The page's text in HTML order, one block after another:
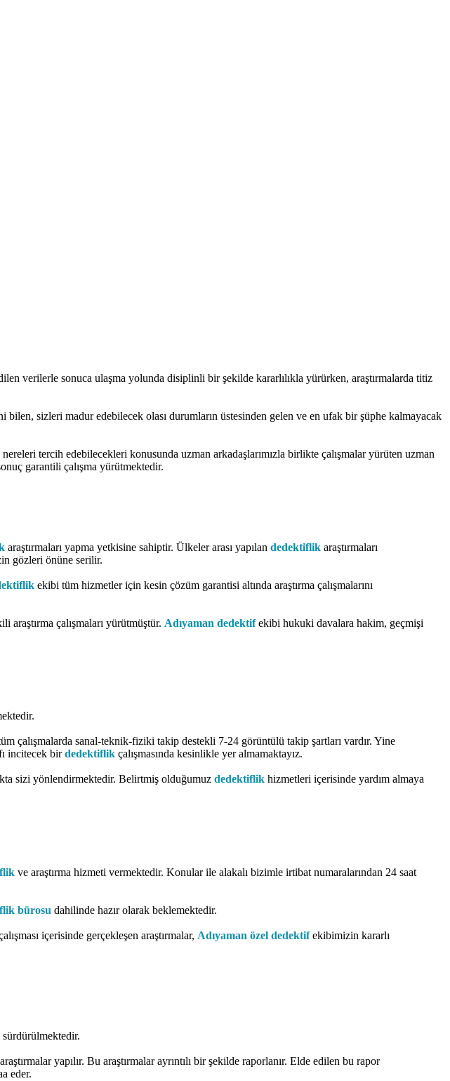
verilerle sonuca ulaşma yolunda disiplinli bir şekilde kararlılıkla yürürken, araştırmalarda titiz
sizleri madur edebilecek olası durumların üstesinden gelen ve en ufak bir şüphe kalmayacak
tercih edebilecekleri konusunda uzman arkadaşlarımızla birlikte çalışmalar yürüten uzman
garantili çalışma yürütmektedir.
araştırmaları yapma yetkisine sahiptir. Ülkeler arası yapılan dedektiflik araştırmaları
gözleri önüne serilir.
ekibi tüm hizmetler için kesin çözüm garantisi altında araştırma çalışmalarını
araştırma çalışmaları yürütmüştür. Adıyaman dedektifekibi hukuki davalara hakim, geçmişi
çalışmalarda sanal-teknik-fiziki takip destekli 7-24 görüntülü takip şartları vardır. Yine
incitecek birdedektiflik çalışmasında kesinlikle yer almamaktayız.
sizi yönlendirmektedir. Belirtmiş olduğumuz dedektiflik hizmetleri içerisinde yardım almaya
ve araştırma hizmeti vermektedir. Konular ile alakalı bizimle irtibat numaralarından 24 saat
bürosu dahilinde hazır olarak beklemektedir.
içerisinde gerçekleşen araştırmalar, Adıyaman özel dedektifekibimizin kararlı
yapılır. Bu araştırmalar ayrıntılı bir şekilde raporlanır. Elde edilen bu rapor
eder.